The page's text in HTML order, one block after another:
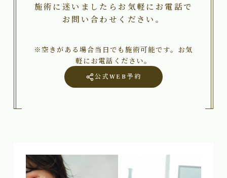
施術に迷いましたらお気軽にお電話で
お問い合わせください。
※空きがある場合当日でも施術可能です。お気
軽にお電話ください。
公式WEB予約